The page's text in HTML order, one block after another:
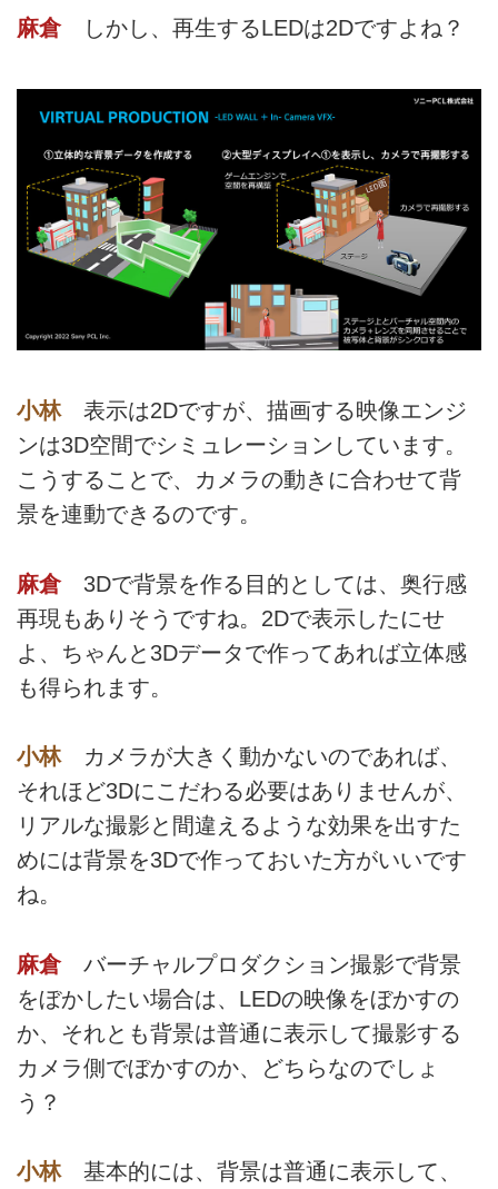
麻倉しかし、再生するLEDは2Dですよね？
小林表示は2Dですが、描画する映像エンジ
ンは3D空間でシミュレーションしています。
こうすることで、カメラの動きに合わせて背
景を連動できるのです。
麻倉3Dで背景を作る目的としては、奥行感
再現もありそうですね。2Dで表示したにせ
よ、ちゃんと3Dデータで作ってあれば立体感
も得られます。
小林カメラが大きく動かないのであれば、
それほど3Dにこだわる必要はありませんが、
リアルな撮影と間違えるような効果を出すた
めには背景を3Dで作っておいた方がいいです
ね。
麻倉バーチャルプロダクション撮影で背景
をぼかしたい場合は、LEDの映像をぼかすの
か、それとも背景は普通に表示して撮影する
カメラ側でぼかすのか、どちらなのでしょ
う？
小林基本的には、背景は普通に表示して、